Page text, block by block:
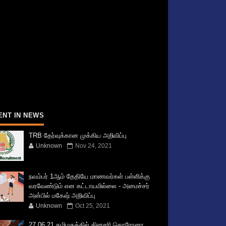
IN NEWS
TRB தேர்வுக்கான முக்கிய அறிவிப்பு
Unknown Nov 24, 2021
நவம்பர் 1ஆம் தேதியே மாணவர்கள் பள்ளிக்கு
வரவேண்டும் என கட்டாயமில்லை - அமைச்சர்
அன்பில் மகேஷ் அறிவிப்பு
Unknown Oct 25, 2021